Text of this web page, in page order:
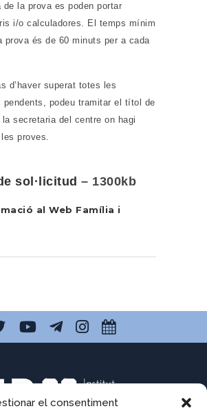
el consentiment
de la prova es poden portar
i/o calculadores. El temps mínim
prova és de 60 minuts per a cada
d’haver superat totes les
pendents, podeu tramitar el títol de
secretaria del centre on hagi
proves.
sol·licitud – 1300kb
al Web Família i